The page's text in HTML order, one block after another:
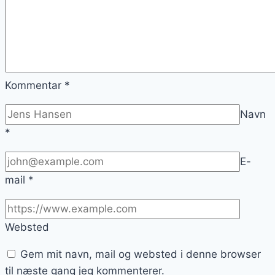
Kommentar *
Navn
*
E-
mail *
Websted
Gem mit navn, mail og websted i denne browser
til næste gang jeg kommenterer.